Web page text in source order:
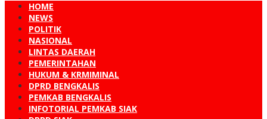
HOME
NEWS
POLITIK
NASIONAL
LINTAS DAERAH
PEMERINTAHAN
HUKUM & KRMIMINAL
DPRD BENGKALIS
PEMKAB BENGKALIS
INFOTORIAL PEMKAB SIAK